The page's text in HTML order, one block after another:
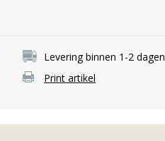
Levering binnen 1-2 dagen
Print artikel